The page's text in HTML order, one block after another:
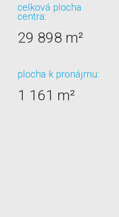
celková plocha
centra:
29 898 m²
plocha k pronájmu:
1 161 m²